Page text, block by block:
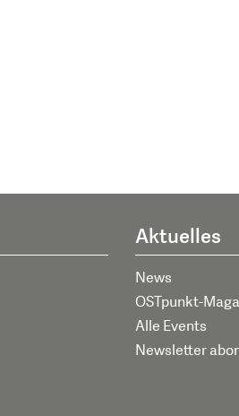
Aktuelles
News
OSTpunkt-
Alle Events
Newsletter